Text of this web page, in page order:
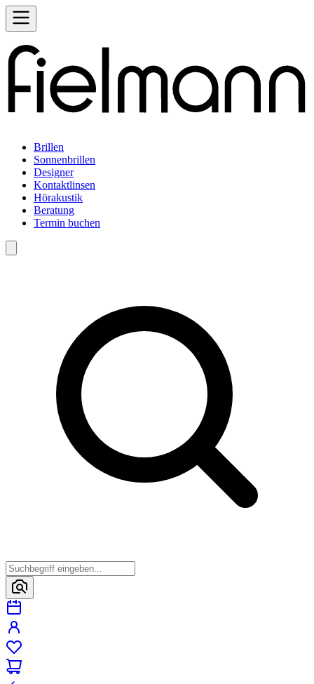
Brillen
Sonnenbrillen
Designer
Kontaktlinsen
Hörakustik
Beratung
Termin buchen